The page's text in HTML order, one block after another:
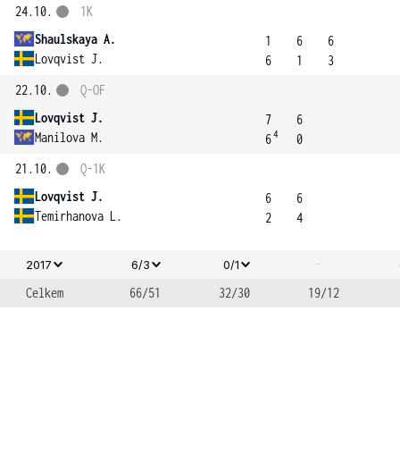
24.10.
Shaulskaya A.
Lovqvist J.
1K
1
6
6
1
6
3
22.10.
Lovqvist J.
Manilova M.
Q-OF
7
64
6
0
21.10.
Lovqvist J.
Temirhanova L.
Q-1K
6
2
6
4
2017 6/3 0/1 -
Celkem 66/51 32/30 19/12